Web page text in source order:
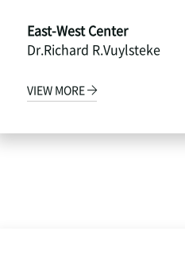
East-West Center
Dr.Richard R.Vuylsteke
VIEW MORE